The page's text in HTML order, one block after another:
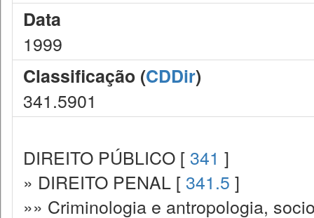
Data
1999
Classificação (CDDir)
341.5901
DIREITO PÚBLICO [ 341 ]
» DIREITO PENAL [ 341.5 ]
»» Criminologia e antropologia,